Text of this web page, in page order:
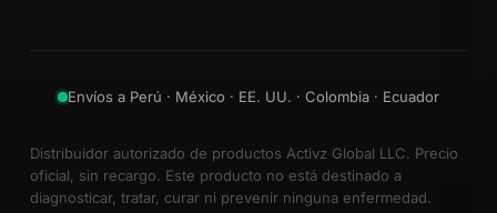
Envíos a Perú · México · EE. UU. · Colombia · Ecuador
Distribuidor autorizado de productos Activz Global LLC. Precio
oficial, sin recargo. Este producto no está destinado a
diagnosticar, tratar, curar ni prevenir ninguna enfermedad.